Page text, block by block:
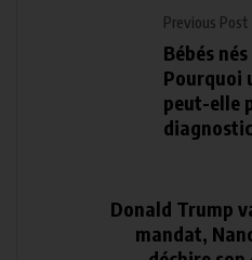
Previous Post
Bébés
Pourquoi
peut-elle
Donald Trump
mandat,